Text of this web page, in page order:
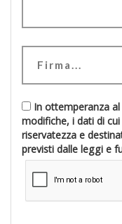
In ottemperanza
modifiche, i dati di
riservatezza e destinati a finalità connesse agli
previsti dalle leggi e